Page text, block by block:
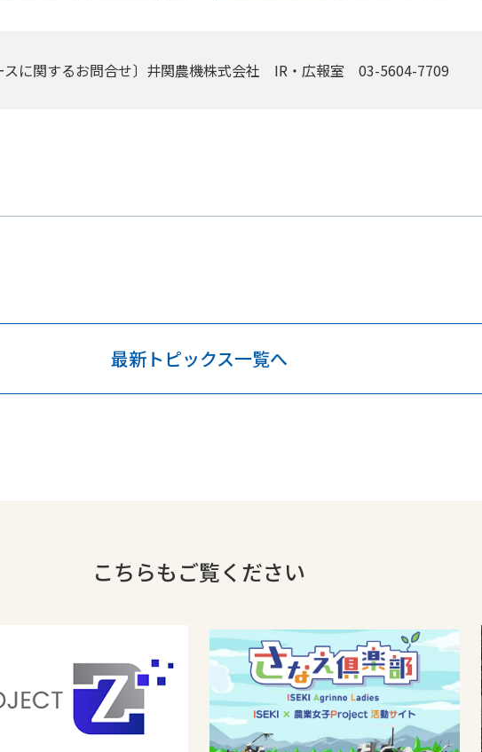
スに関するお問合せ〕井関農機株式会社 IR・広報室 03-5604-7709
最新トピックス一覧へ
こちらもご覧ください